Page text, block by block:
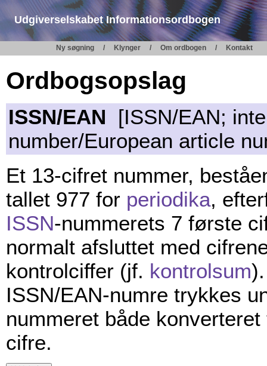
Udgiverselskabet Informationsordbogen
Ny søgning Klynger Om ordbogen Kontakt
Ordbogsopslag
ISSN/EAN [ISSN/EAN;
number/European article
Et 13-cifret nummer,
tallet 977 for periodika,
ISSN-nummerets 7 første
normalt afsluttet med
kontrolciffer (jf. kontrolsum).
ISSN/EAN-numre trykkes
nummeret både
cifre.